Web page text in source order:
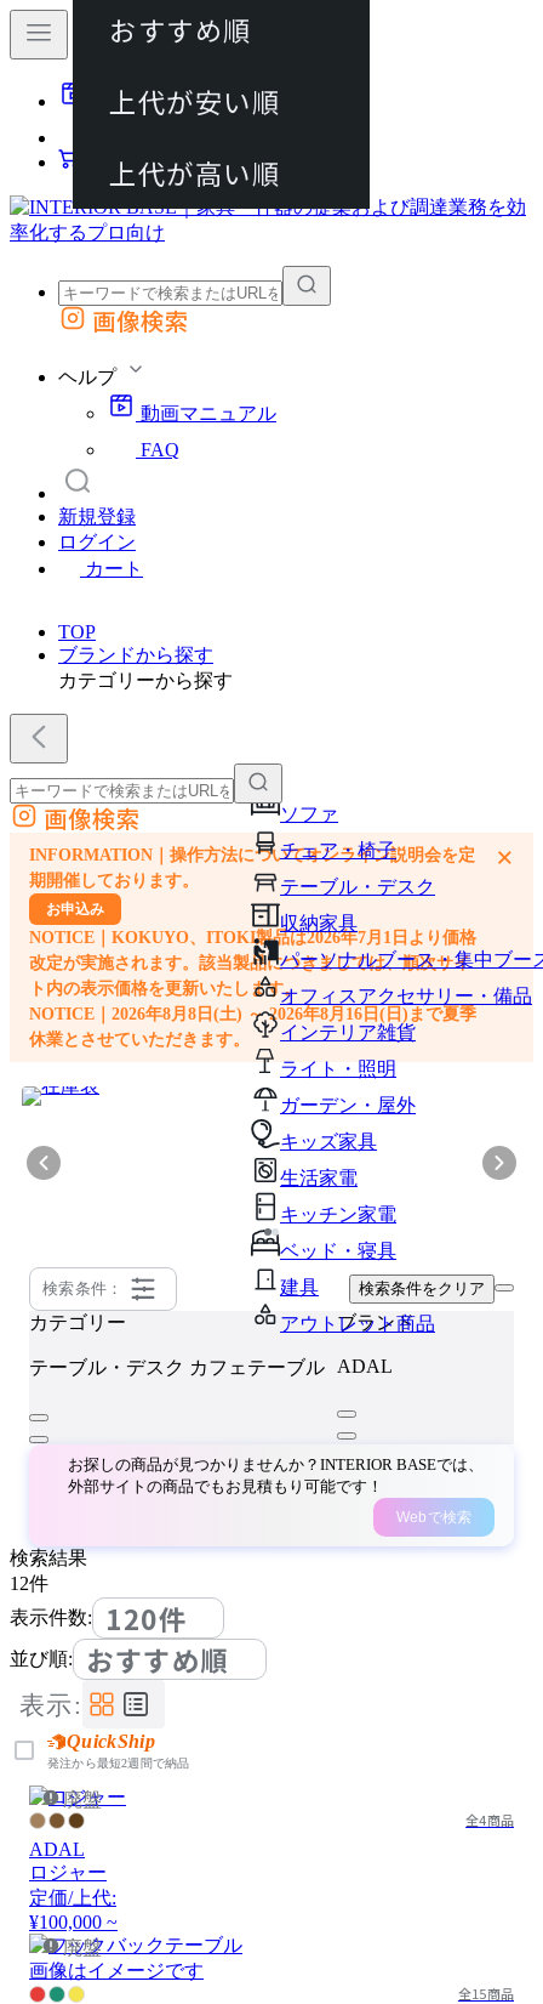
動画マニュアル
カート
外部サイトの商品をカートに追加
画像検索
ヘルプ
動画マニュアル
FAQ
新規登録
ログイン
カート
TOP
ブランドから探す
カテゴリーから探す
ソファ
チェア・椅子
テーブル・デスク
収納家具
パーソナルブース・集中ブー
オフィスアクセサリー・備品
インテリア雑貨
ライト・照明
ガーデン・屋外
キッズ家具
生活家電
キッチン家電
ベッド・寝具
建具
アウトレット商品
外部サイトの商品をカートに追加
他のサイトで見つけた商品ページのURLを貼り付けて、カートに追加できます
画像検索
INFORMATION｜操作方法についてオンライン説明会を定
期開催しております。
お申込み
NOTICE｜KOKUYO、ITOKI製品は2026年7月1日より価格
改定が実施されます。該当製品につきましては、順次サイ
ト内の表示価格を更新いたします。
NOTICE｜2026年8月8日(土) ～ 2026年8月16日(日)まで夏季
休業とさせていただきます。
×
検索条件： 検索条件をクリア
カテゴリー
テーブル・デスク カフェテーブル
ブランド
ADAL
お探しの商品が見つかりませんか？INTERIOR BASEでは、
外部サイトの商品でもお見積もり可能です！
Webで検索
検索結果
12件
表示件数:
120件
並び順: おすすめ順
おすすめ順
上代が安い順
上代が高い順
表示:
QuickShip
発注から最短2週間で納品
廃盤
全4商品
ADAL
ロジャー
定価/上代:
¥100,000 ~
廃盤
画像はイメージです
全15商品